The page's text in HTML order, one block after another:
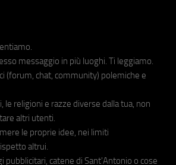
messaggio in più luoghi. Ti leggiamo.
(forum, chat, community) polemiche e
le religioni e razze diverse dalla tua, non
altri utenti.
le proprie idee, nei limiti
altrui.
pubblicitari, catene di Sant'Antonio o cose